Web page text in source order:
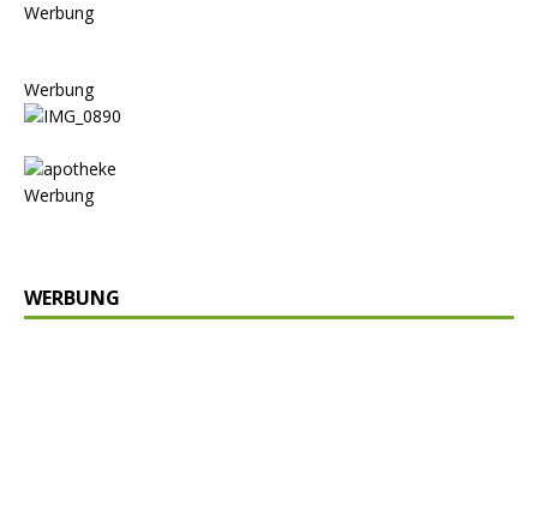
Werbung
Werbung
Werbung
WERBUNG